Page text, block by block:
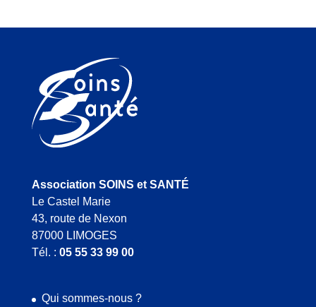
Association SOINS et SANTÉ
Le Castel Marie
43, route de Nexon
87000 LIMOGES
Tél. : 05 55 33 99 00
Qui sommes-nous ?